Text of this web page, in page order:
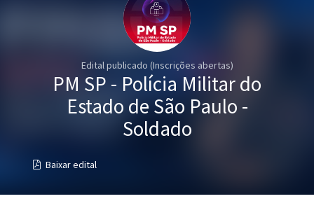
Mentorias
Edital publicado (Inscrições abertas)
PM SP - Polícia Militar do
Estado de São Paulo -
Soldado
Baixar edital